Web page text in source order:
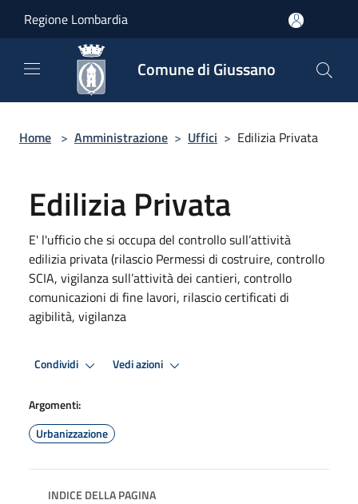
Regione Lombardia
Comune di Giussano
Home > Amministrazione > Uffici > Edilizia Privata
Edilizia Privata
E' l'ufficio che si occupa del controllo sull’attività
edilizia privata (rilascio Permessi di costruire, controllo
SCIA, vigilanza sull’attività dei cantieri, controllo
comunicazioni di fine lavori, rilascio certificati di
agibilità, vigilanza
Condividi Vedi azioni
Argomenti:
Urbanizzazione
INDICE DELLA PAGINA